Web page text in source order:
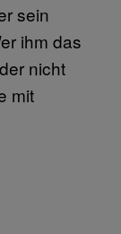
sein
ihm das
nicht
mit